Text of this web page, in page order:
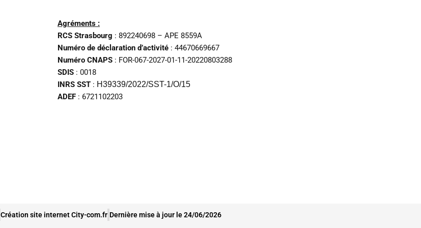
Agréments :
RCS Strasbourg : 892240698 – APE 8559A
Numéro de déclaration d’activité : 44670669667
Numéro CNAPS : FOR-067-2027-01-11-20220803288
SDIS : 0018
INRS SST : H39339/2022/SST-1/O/15
ADEF : 6721102203
Création site internet City-com.fr Dernière mise à jour le 24/06/2026